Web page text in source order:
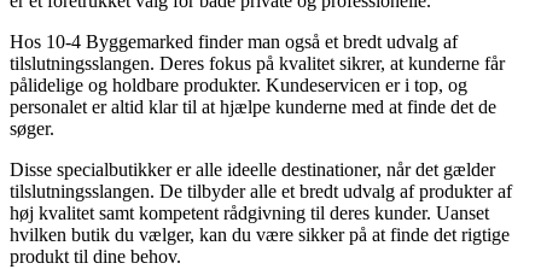
Hos 10-4 Byggemarked finder man også et bredt udvalg af
tilslutningsslangen. Deres fokus på kvalitet sikrer, at kunderne får
pålidelige og holdbare produkter. Kundeservicen er i top, og
personalet er altid klar til at hjælpe kunderne med at finde det de
søger.
Disse specialbutikker er alle ideelle destinationer, når det gælder
tilslutningsslangen. De tilbyder alle et bredt udvalg af produkter af
høj kvalitet samt kompetent rådgivning til deres kunder. Uanset
hvilken butik du vælger, kan du være sikker på at finde det rigtige
produkt til dine behov.